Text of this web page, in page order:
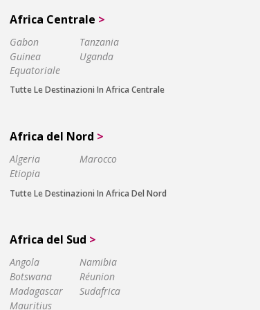
Africa Centrale >
Gabon
Guinea
Equatoriale
Tanzania
Uganda
Tutte Le Destinazioni In Africa Centrale
Africa del Nord >
Algeria
Etiopia
Marocco
Tutte Le Destinazioni In Africa Del Nord
Africa del Sud >
Angola
Botswana
Madagascar
Mauritius
Namibia
Réunion
Sudafrica